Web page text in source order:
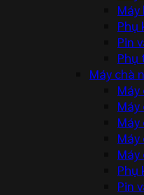
Máy
Phụ
Pin
Phụ
Máy chà
Máy
Máy
Phụ
Pin